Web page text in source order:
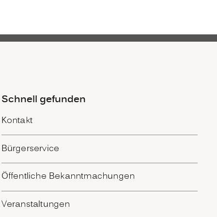
Schnell gefunden
Kontakt
Bürgerservice
Öffentliche Bekanntmachungen
Veranstaltungen